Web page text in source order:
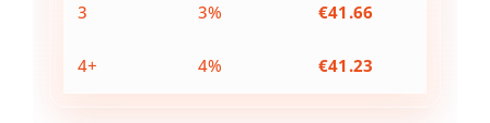
3 3% €41.66
4+ 4% €41.23